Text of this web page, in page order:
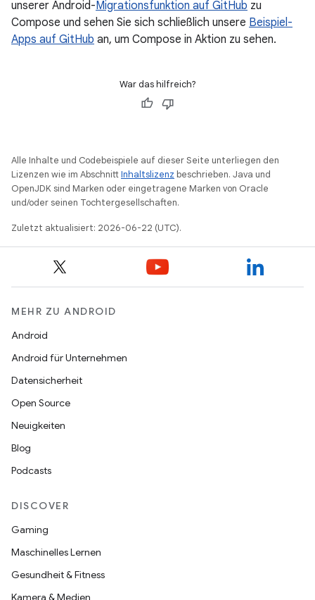
unserer Android-Migrationsfunktion auf GitHub zu
Compose und sehen Sie sich schließlich unsere Beispiel-
Apps auf GitHub an, um Compose in Aktion zu sehen.
War das hilfreich?
Alle Inhalte und Codebeispiele auf dieser Seite unterliegen den
Lizenzen wie im AbschnittInhaltslizenz beschrieben. Java und
OpenJDK sind Marken oder eingetragene Marken von Oracle
und/oder seinen Tochtergesellschaften.
Zuletzt aktualisiert: 2026-06-22 (UTC).
MEHR ZU ANDROID
Android
Android für Unternehmen
Datensicherheit
Open Source
Neuigkeiten
Blog
Podcasts
DISCOVER
Gaming
Maschinelles Lernen
Gesundheit & Fitness
Kamera & Medien